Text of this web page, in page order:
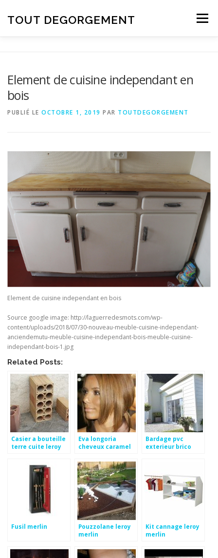
TOUT DEGORGEMENT Menu
Element de cuisine independant en
bois
PUBLIÉ LE OCTOBRE 1, 2019 PAR TOUTDEGORGEMENT
Element de cuisine independant en bois
Source google image: http://laguerredesmots.com/wp-
content/uploads/2018/07/30-nouveau-meuble-cuisine-independant-
anciendemutu-meuble-cuisine-independant-bois-meuble-cuisine-
independant-bois-1.jpg
Related Posts:
Casier a bouteille
terre cuite leroy
Eva longoria
cheveux caramel
Bardage pvc
exterieur brico
Fusil merlin
Pouzzolane leroy
merlin
Kit cannage leroy
merlin